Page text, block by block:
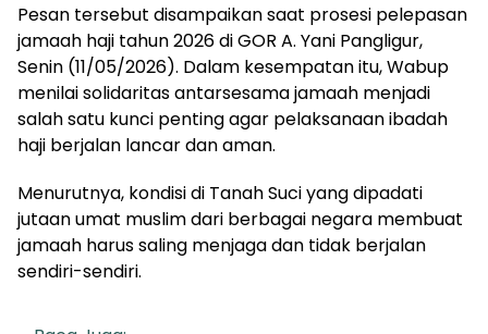
Pesan tersebut disampaikan saat prosesi pelepasan
jamaah haji tahun 2026 di GOR A. Yani Pangligur,
Senin (11/05/2026). Dalam kesempatan itu, Wabup
menilai solidaritas antarsesama jamaah menjadi
salah satu kunci penting agar pelaksanaan ibadah
haji berjalan lancar dan aman.
Menurutnya, kondisi di Tanah Suci yang dipadati
jutaan umat muslim dari berbagai negara membuat
jamaah harus saling menjaga dan tidak berjalan
sendiri-sendiri.